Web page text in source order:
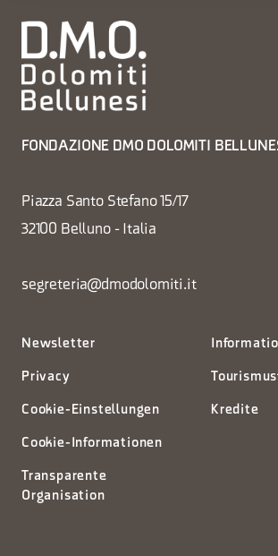
FONDAZIONE DMO DOLOMITI
Piazza Santo Stefano 15/17
32100 Belluno - Italia
segreteria@dmodolomiti.it
Newsletter
Privacy
Cookie-Einstellungen
Cookie-Informationen
Transparente
Organisation
Kredite